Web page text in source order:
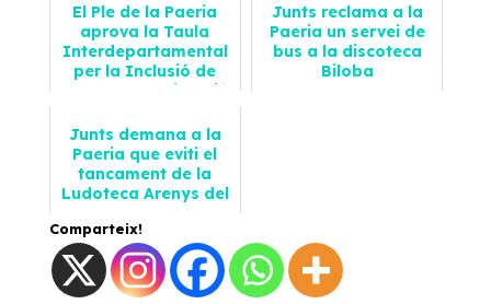
El Ple de la Paeria
aprova la Taula
Interdepartamental
per la Inclusió de
Persones en Situació
2024-06-28
Notícies
Junts reclama a la
Paeria un servei de
bus a la discoteca
Biloba
Junts demana a la
Paeria que eviti el
tancament de la
Ludoteca Arenys del
2025-12-07
Notícies
Comparteix!